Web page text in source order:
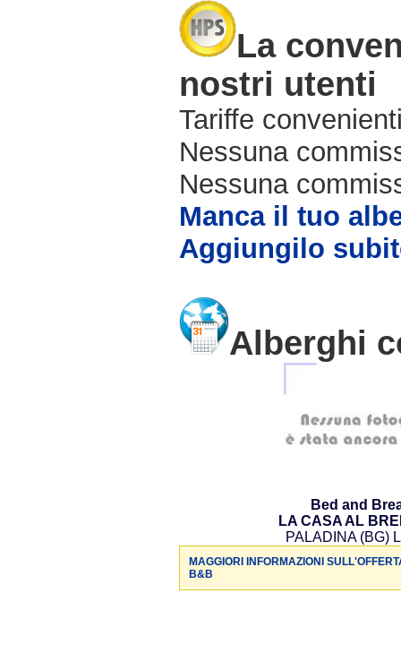
La
nostri utenti
Tariffe
Nessuna
Nessuna
Manca il tuo
Aggiungilo
Alberghi
Bed and
LA CASA AL
PALADINA (BG)
MAGGIORI INFORMAZIONI
B&B